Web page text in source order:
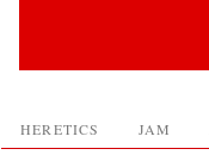
HERETICS JAM